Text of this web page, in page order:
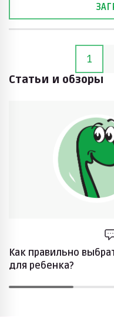
1
Статьи и обзоры
Как правильно
для ребенка?